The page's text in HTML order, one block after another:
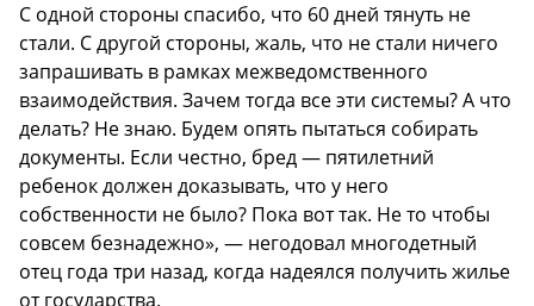
С одной стороны спасибо, что 60 дней тянуть не
стали. С другой стороны, жаль, что не стали ничего
запрашивать в рамках межведомственного
взаимодействия. Зачем тогда все эти системы? А что
делать? Не знаю. Будем опять пытаться собирать
документы. Если честно, бред — пятилетний
ребенок должен доказывать, что у него
собственности не было? Пока вот так. Не то чтобы
совсем безнадежно», — негодовал многодетный
отец года три назад, когда надеялся получить жилье
от государства.